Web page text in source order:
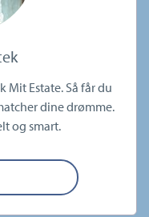
Mit Estate. Så får du
dine drømme.
og smart.